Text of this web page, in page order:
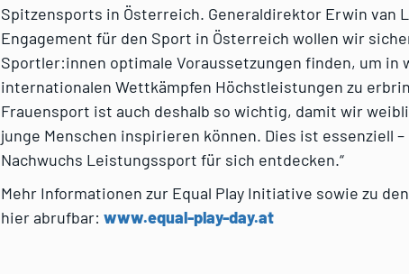
Spitzensports in Österreich. Generaldirektor Erwin van
Engagement für den Sport in Österreich wollen wir
Sportler:innen optimale Voraussetzungen finden, um in
internationalen Wettkämpfen Höchstleistungen zu
Frauensport ist auch deshalb so wichtig, damit wir
junge Menschen inspirieren können. Dies ist essenziell
Nachwuchs Leistungssport für sich entdecken.“
Mehr Informationen zur Equal Play Initiative sowie zu
hier abrufbar: www.equal-play-day.at